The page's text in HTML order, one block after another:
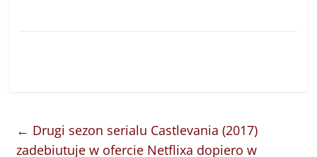
← Drugi sezon serialu Castlevania (2017)
zadebiutuje w ofercie Netflixa dopiero w